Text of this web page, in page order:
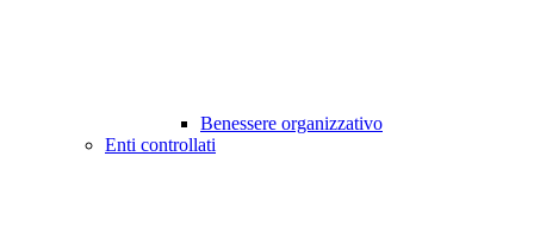
Benessere organizzativo
Enti controllati